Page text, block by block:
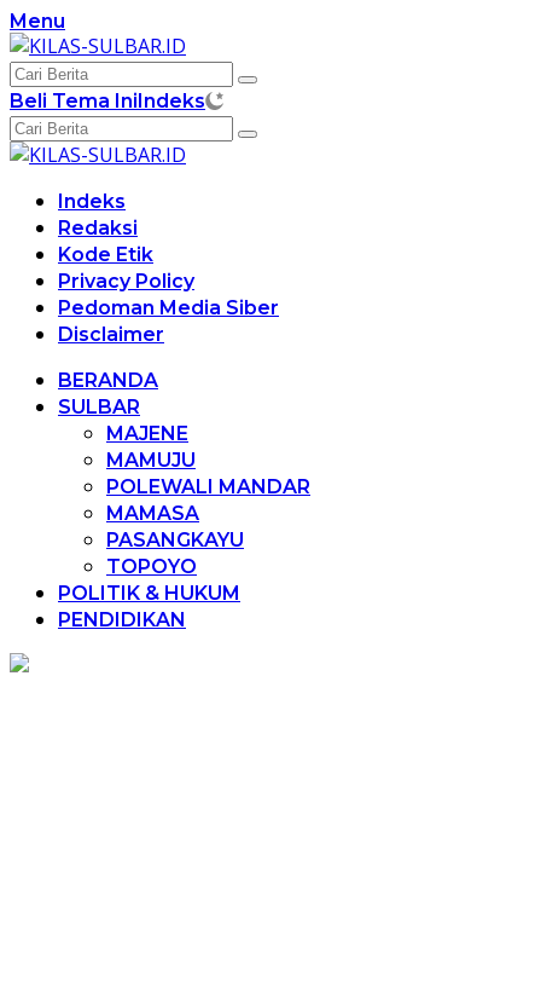
Langsung
ke
konten
Menu
Beli Tema IniIndeks
Indeks
Redaksi
Kode Etik
Privacy Policy
Pedoman Media Siber
Disclaimer
BERANDA
SULBAR
MAJENE
MAMUJU
POLEWALI MANDAR
MAMASA
PASANGKAYU
TOPOYO
POLITIK & HUKUM
PENDIDIKAN